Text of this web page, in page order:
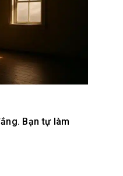
Bạn tự làm